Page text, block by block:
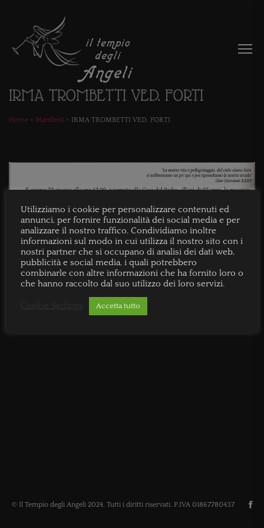
IRMA TROMBETTI VED. FORTI
Home - Manifesti - IRMA TROMBETTI VED. FORTI
© Il Tempio degli Angeli 2024. Tutti i diritti riservati. P.IVA 01867780437
Utilizziamo i cookie per personalizzare contenuti ed
annunci, per fornire funzionalità dei social media e per
analizzare il nostro traffico. Condividiamo inoltre
informazioni sul modo in cui utilizza il nostro sito con i
nostri partner che si occupano di analisi dei dati web,
pubblicità e social media, i quali potrebbero
combinarle con altre informazioni che ha fornito loro o
che hanno raccolto dal suo utilizzo dei loro servizi.
Accetta tutto